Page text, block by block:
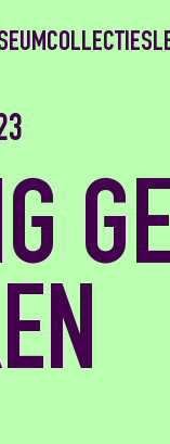
COLLECTIES